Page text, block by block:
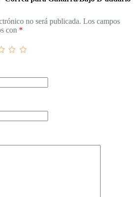
no será publicada. Los campos
con *